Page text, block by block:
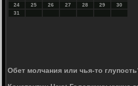
24
25 26 27 28 29
30
31
Обет молчания или чья-то